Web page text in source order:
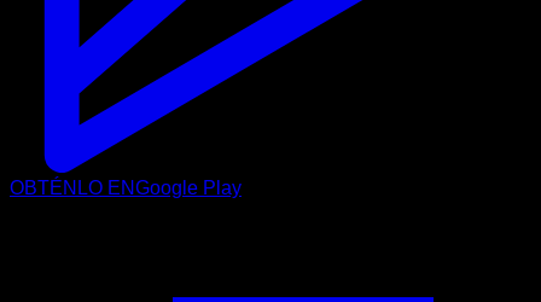
OBTÉNLO ENGoogle Play